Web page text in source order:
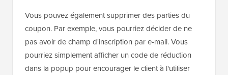
Vous pouvez également supprimer des parties du
coupon. Par exemple, vous pourriez décider de ne
pas avoir de champ d'inscription par e-mail. Vous
pourriez simplement afficher un code de réduction
dans la popup pour encourager le client à l'utiliser